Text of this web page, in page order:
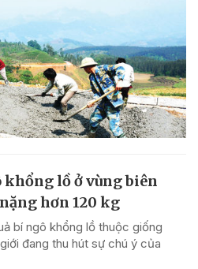
khổng lồ ở vùng biên
hơn 120 kg
bí ngô khổng lồ thuộc giống
đang thu hút sự chú ý của